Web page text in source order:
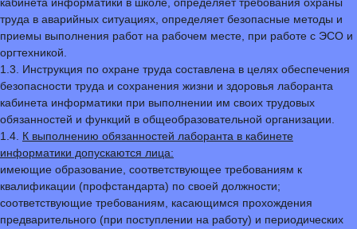
труда в аварийных ситуациях, определяет безопасные методы и
приемы выполнения работ на рабочем месте, при работе с ЭСО и
оргтехникой.
1.3. Инструкция по охране труда составлена в целях обеспечения
безопасности труда и сохранения жизни и здоровья лаборанта
кабинета информатики при выполнении им своих трудовых
обязанностей и функций в общеобразовательной организации.
1.4. К выполнению обязанностей лаборанта в кабинете
информатики допускаются лица:
имеющие образование, соответствующее требованиям к
квалификации (профстандарта) по своей должности;
соответствующие требованиям, касающимся прохождения
предварительного (при поступлении на работу) и периодических